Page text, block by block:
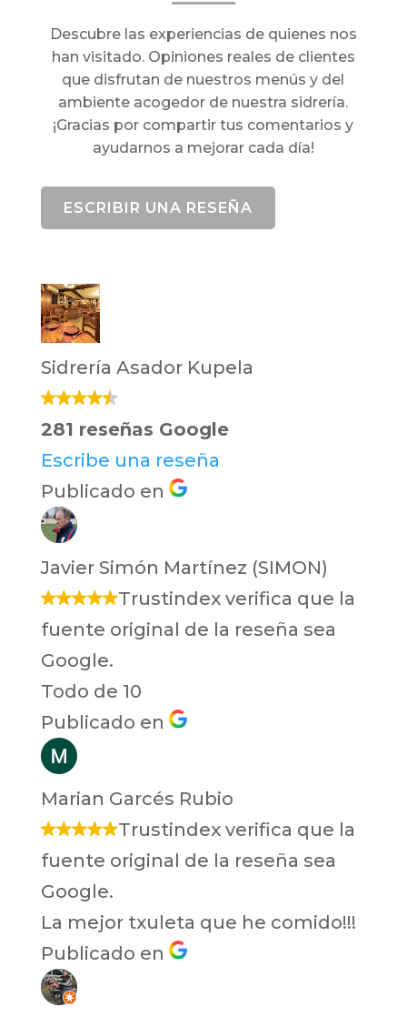
Descubre las experiencias de quienes nos
han visitado. Opiniones reales de clientes
que disfrutan de nuestros menús y del
ambiente acogedor de nuestra sidrería.
¡Gracias por compartir tus comentarios y
ayudarnos a mejorar cada día!
ESCRIBIR UNA RESEÑA
Sidrería Asador Kupela
281 reseñas Google
Escribe una reseña
Publicado en
Javier Simón Martínez (SIMON)
Trustindex verifica que la
fuente original de la reseña sea
Google.
Todo de 10
Publicado en
Marian Garcés Rubio
Trustindex verifica que la
fuente original de la reseña sea
Google.
La mejor txuleta que he comido!!!
Publicado en